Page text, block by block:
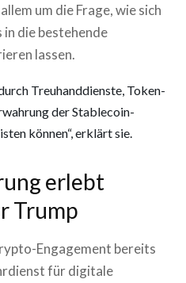
um die Frage, wie sich
die bestehende
lassen.
Treuhanddienste, Token-
der Stablecoin-
können“, erklärt sie.
erlebt
Trump
Engagement bereits
für digitale